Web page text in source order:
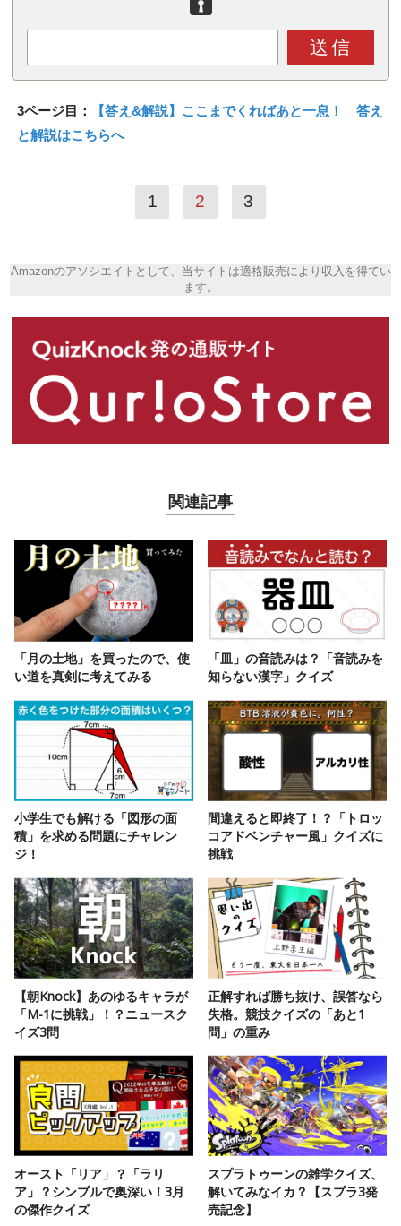
送信
3ページ目：
【答え&解説】ここまでくればあと一息！ 答え
と解説はこちらへ
1 2 3
Amazonのアソシエイトとして、当サイトは適格販売により収入を得てい
ます。
関連記事
「月の土地」を買ったので、使
い道を真剣に考えてみる
「皿」の音読みは？「音読みを
知らない漢字」クイズ
小学生でも解ける「図形の面
積」を求める問題にチャレン
ジ！
間違えると即終了！？「トロッ
コアドベンチャー風」クイズに
挑戦
【朝Knock】あのゆるキャラが
「M-1に挑戦」！？ニュースク
イズ3問
正解すれば勝ち抜け、誤答なら
失格。競技クイズの「あと1
問」の重み
オースト「リア」？「ラリ
ア」？シンプルで奥深い！3月
の傑作クイズ
スプラトゥーンの雑学クイズ、
解いてみなイカ？【スプラ3発
売記念】